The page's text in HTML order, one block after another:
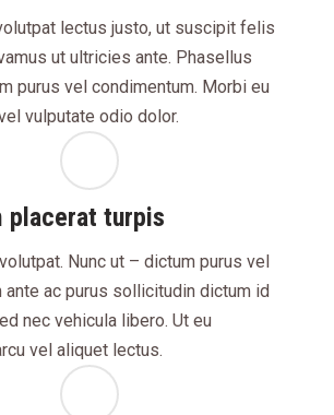
lectus justo, ut suscipit felis
ut ultricies ante. Phasellus
purus vel condimentum. Morbi eu
vulputate odio dolor.
placerat turpis
Nunc ut – dictum purus vel
ante ac purus sollicitudin dictum id
nec vehicula libero. Ut eu
vel aliquet lectus.